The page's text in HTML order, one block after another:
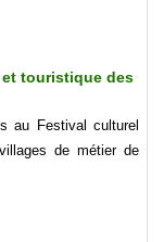
touristique des
au Festival culturel
de métier de